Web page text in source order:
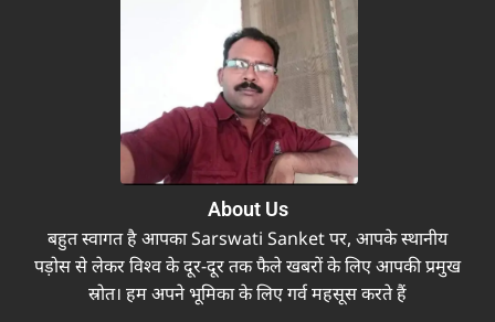
About Us
बहुत स्वागत है आपका Sarswati Sanket पर, आपके स्थानीय
पड़ोस से लेकर विश्व के दूर-दूर तक फैले खबरों के लिए आपकी प्रमुख
स्रोत। हम अपने भूमिका के लिए गर्व महसूस करते हैं